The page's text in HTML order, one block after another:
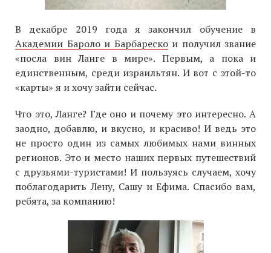
В декабре 2019 года я закончил обучение в
Академии Бароло и Барбарескои получил звание
«посла вин Ланге в мире». Первым, а пока и
единственным, среди израильтян. И вот с этой-то
«карты» я и хочу зайти сейчас.
Что это, Ланге? Где оно и почему это интересно. А
заодно, добавлю, и вкусно, и красиво! И ведь это
не просто один из самых любимых нами винных
регионов. Это и место наших первых путешествий
с друзьями-туристами! И пользуясь случаем, хочу
поблагодарить Лену, Сашу и Ефима. Спасибо вам,
ребята, за компанию!